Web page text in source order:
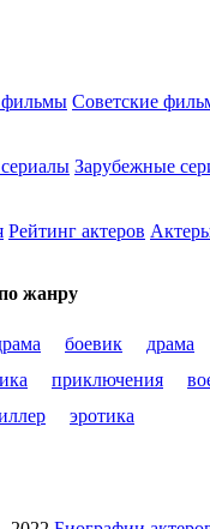
фильмы Советские
Зарубежные
Рейтинг актеров
жанру
боевик драма
приключения
эротика